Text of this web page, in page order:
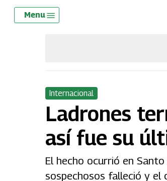
Skip
Menu
Internacional
Ladrones
así fue su
El hecho ocurrió en
sospechosos falleció y el
Menu